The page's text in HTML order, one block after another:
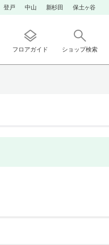
登戸 中山 新杉田 保土ヶ谷
フロアガイド ショップ検索